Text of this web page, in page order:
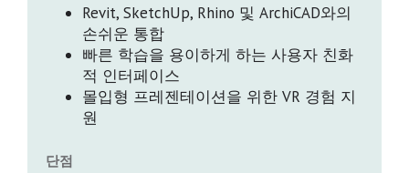
Revit, SketchUp, Rhino 및 ArchiCAD와의
손쉬운 통합
빠른 학습을 용이하게 하는 사용자 친화
적 인터페이스
몰입형 프레젠테이션을 위한 VR 경험 지
원
단점